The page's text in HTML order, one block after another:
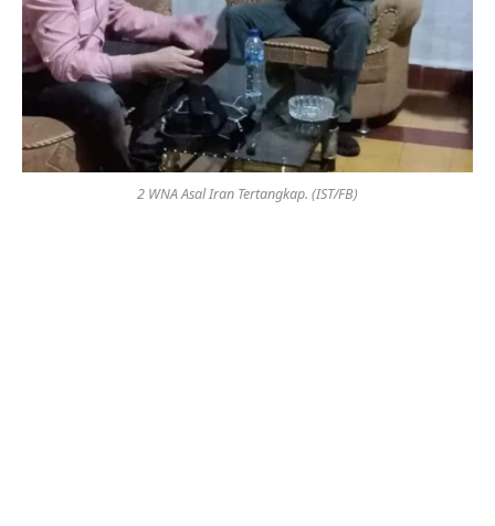
2 WNA Asal Iran Tertangkap. (IST/FB)